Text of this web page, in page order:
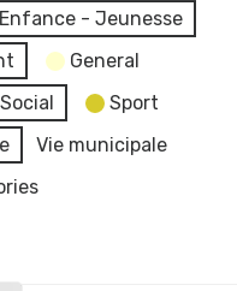
Enfance - Jeunesse
General
Social
Sport
Vie municipale